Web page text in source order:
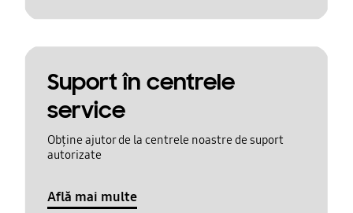
Suport în centrele
service
Obține ajutor de la centrele noastre de suport
autorizate
Află mai multe